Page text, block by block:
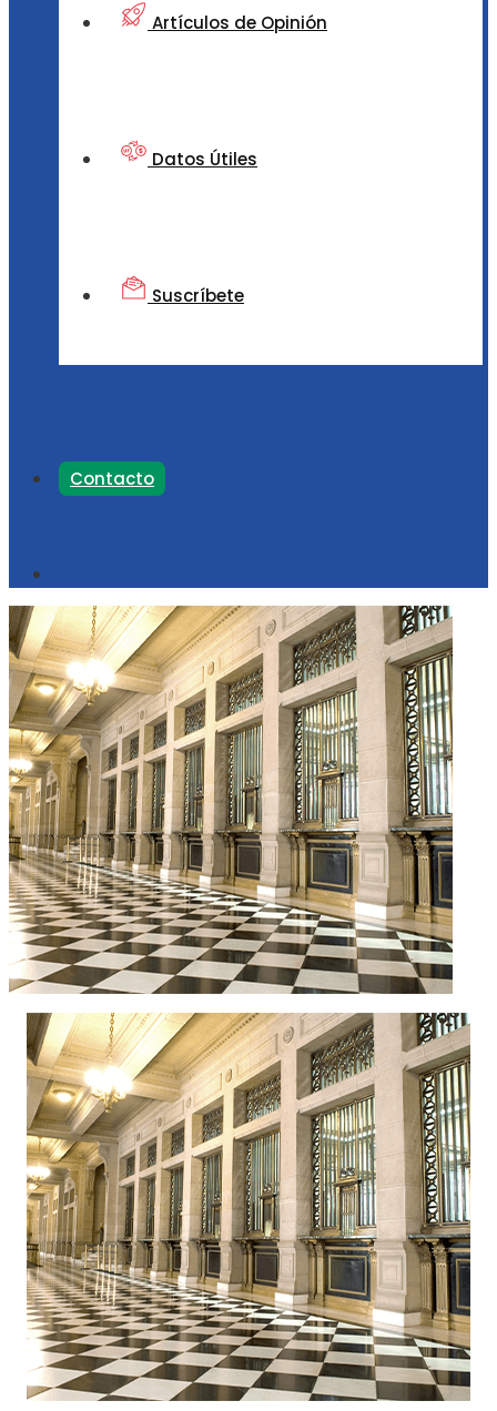
Artículos de Opinión
Datos Útiles
Suscríbete
Contacto